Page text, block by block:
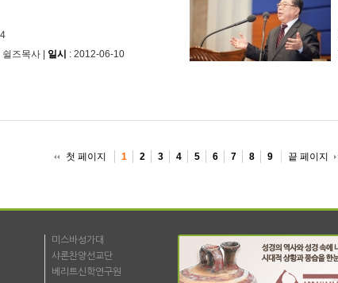
즈목사 | 일시 : 2012-06-10
첫 페이지 1 2 3 4 5 6 7 8 9 끝 페이지
미스바성가대
샤론찬양선교단
베리트신학연구원